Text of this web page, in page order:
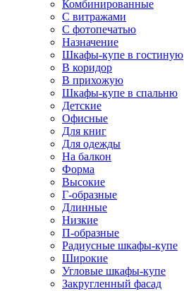
Комбинированные
С витражами
С фотопечатью
Назначение
Шкафы-купе в гостиную
В коридор
В прихожую
Шкафы-купе в спальню
Детские
Офисные
Для книг
Для одежды
На балкон
Форма
Высокие
Г-образные
Длинные
Низкие
П-образные
Радиусные шкафы-купе
Широкие
Угловые шкафы-купе
Закругленный фасад